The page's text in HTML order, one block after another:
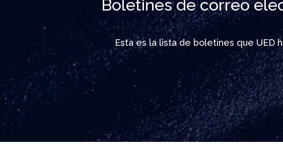
Boletines de correo
Esta es la lista de boletines que UED